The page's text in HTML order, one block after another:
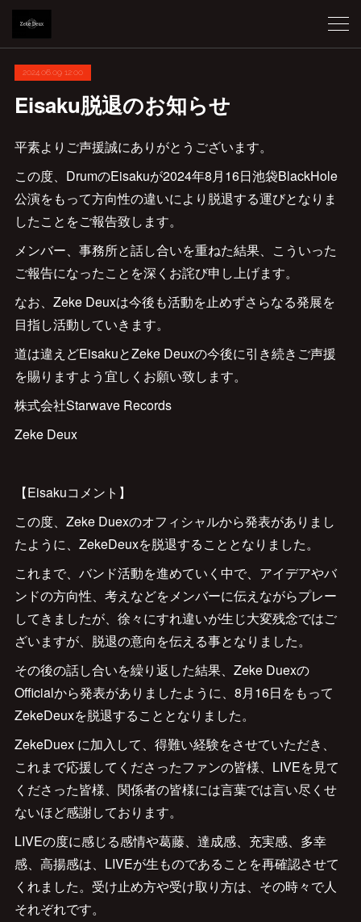
2024.06.09 12:00
Eisaku脱退のお知らせ
平素よりご声援誠にありがとうございます。
この度、DrumのEisakuが2024年8月16日池袋BlackHole
公演をもって方向性の違いにより脱退する運びとなりま
したことをご報告致します。
メンバー、事務所と話し合いを重ねた結果、こういった
ご報告になったことを深くお詫び申し上げます。
なお、Zeke Deuxは今後も活動を止めずさらなる発展を
目指し活動していきます。
道は違えどEisakuとZeke Deuxの今後に引き続きご声援
を賜りますよう宜しくお願い致します。
株式会社Starwave Records
Zeke Deux
【Eisakuコメント】
この度、Zeke Duexのオフィシャルから発表がありまし
たように、ZekeDeuxを脱退することとなりました。
これまで、バンド活動を進めていく中で、アイデアやバ
ンドの方向性、考えなどをメンバーに伝えながらプレー
してきましたが、徐々にすれ違いが生じ大変残念ではご
ざいますが、脱退の意向を伝える事となりました。
その後の話し合いを繰り返した結果、Zeke Duexの
Officialから発表がありましたように、8月16日をもって
ZekeDeuxを脱退することとなりました。
ZekeDuex に加入して、得難い経験をさせていただき、
これまで応援してくださったファンの皆様、LIVEを見て
くださった皆様、関係者の皆様には言葉では言い尽くせ
ないほど感謝しております。
LIVEの度に感じる感情や葛藤、達成感、充実感、多幸
感、高揚感は、LIVEが生ものであることを再確認させて
くれました。受け止め方や受け取り方は、その時々で人
それぞれです。